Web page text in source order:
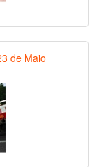
de Maio